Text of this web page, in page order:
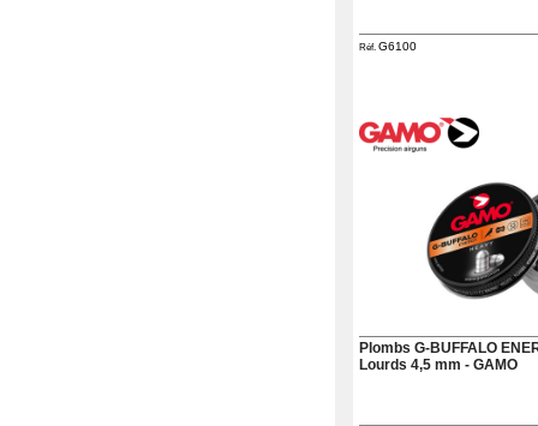
Réf. G6100
Plombs G-BUFFALO
Lourds 4,5 mm - GAMO